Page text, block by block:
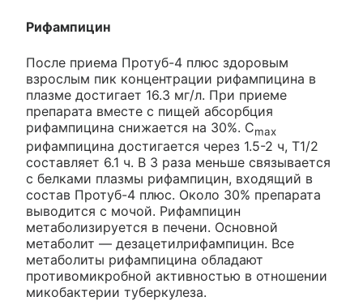
Рифампицин
После приема Протуб-4 плюс здоровым
взрослым пик концентрации рифампицина в
плазме достигает 16.3 мг/л. При приеме
препарата вместе с пищей абсорбция
рифампицина снижается на 30%. Cmax
рифампицина достигается через 1.5-2 ч, Т1/2
составляет 6.1 ч. В 3 раза меньше связывается
с белками плазмы рифампицин, входящий в
состав Протуб-4 плюс. Около 30% препарата
выводится с мочой. Рифампицин
метаболизируется в печени. Основной
метаболит — дезацетилрифампицин. Все
метаболиты рифампицина обладают
противомикробной активностью в отношении
микобактерии туберкулеза.